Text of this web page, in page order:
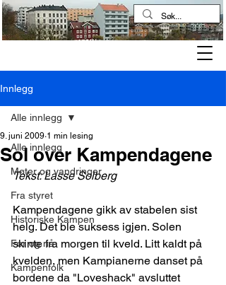
Innlegg
Alle innlegg
Møter og vandringer
Fra styret
Historiske Kampen
Før og nå
Kampenfolk
Alle innlegg
Sol over Kampendagene
9. juni 2009 1 min lesing
Tekst: Lasse Solberg
Kampendagene gikk av stabelen sist
helg. Det ble suksess igjen. Solen
skinte fra morgen til kveld. Litt kaldt på
kvelden, men Kampianerne danset på
bordene da "Loveshack" avsluttet